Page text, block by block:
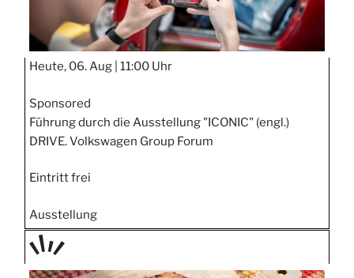
Heute, 06. Aug | 11:00 Uhr
Sponsored
Führung durch die Ausstellung "ICONIC" (engl.)
DRIVE. Volkswagen Group Forum
Eintritt frei
Ausstellung
TAGE